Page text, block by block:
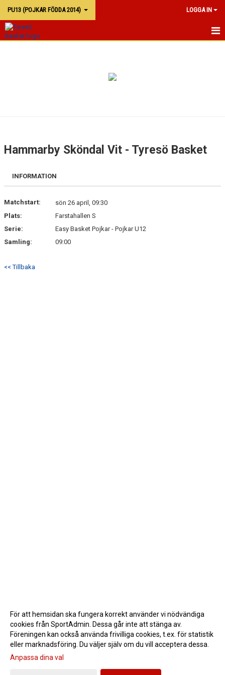
PU13 (POJKAR FÖDDA 2014) LOGGA IN
Hammarby Sköndal Vit - Tyresö Basket
INFORMATION
Matchstart:
sön 26 april, 09:30
Plats:
Farstahallen S
Serie:
Easy Basket Pojkar - Pojkar U12
Samling:
09:00
<< Tillbaka
Gå till Webbversion
För att hemsidan ska fungera korrekt använder vi nödvändiga
cookies från SportAdmin. Dessa går inte att stänga av.
Föreningen kan också använda frivilliga cookies, t.ex. för statistik
eller marknadsföring. Du väljer själv om du vill acceptera dessa.
Anpassa dina val